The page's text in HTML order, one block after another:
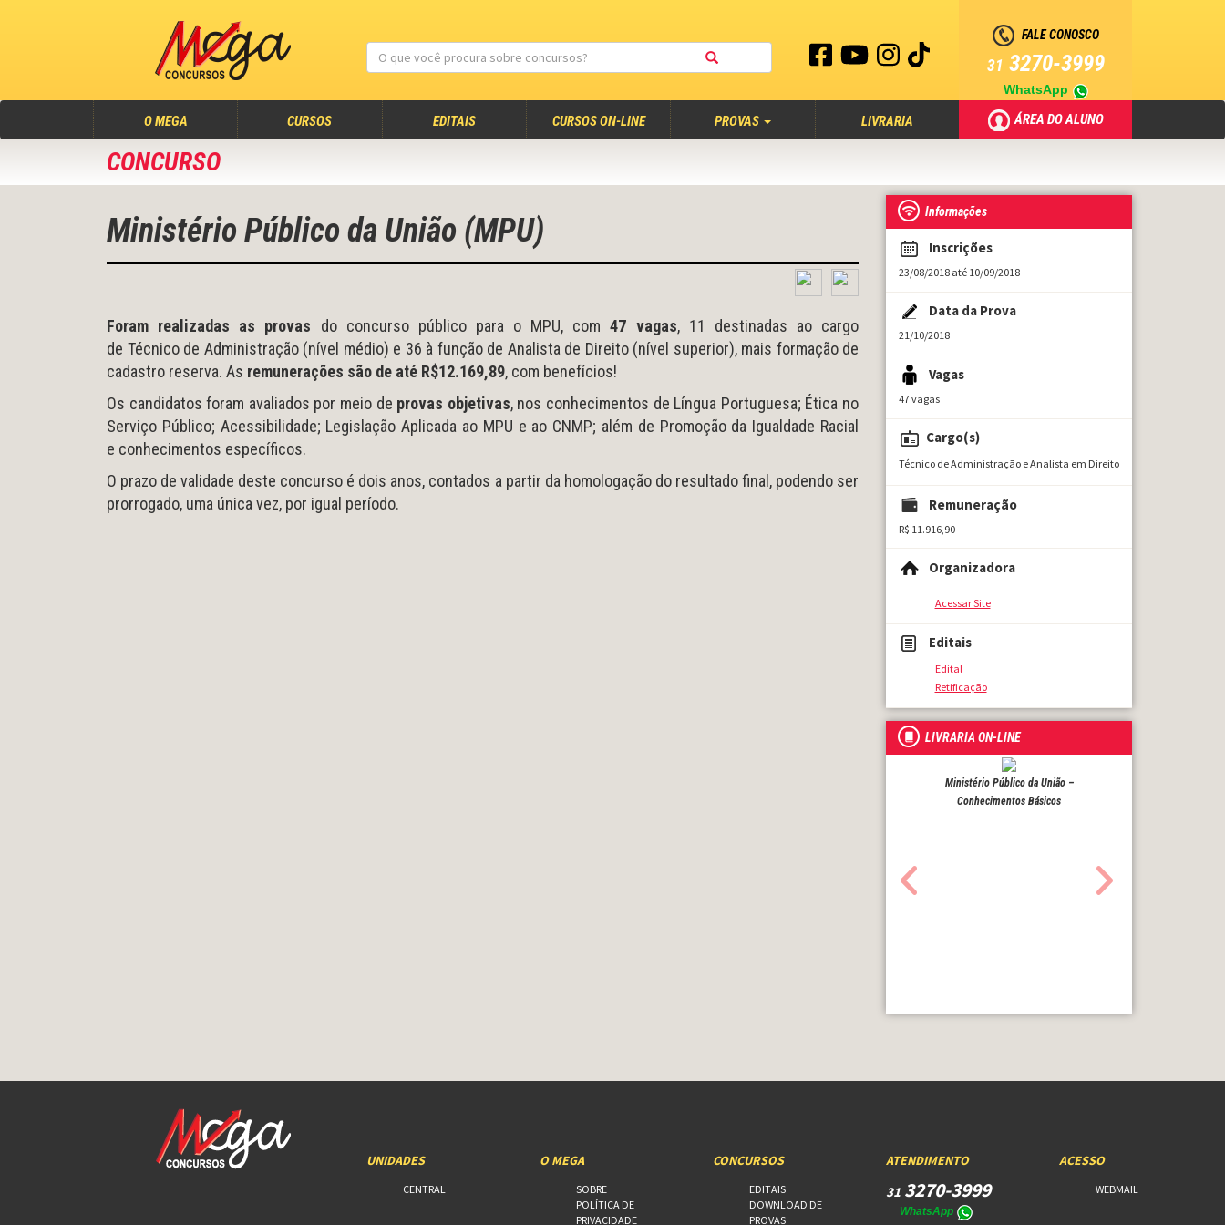
FALE CONOSCO
31 3270-3999
WhatsApp
O MEGA(atual) CURSOS EDITAIS CURSOS ON-LINE PROVAS LIVRARIA ÁREA DO ALUNO
CONCURSO
Ministério Público da União (MPU)
Foram realizadas as provas do concurso público para o MPU, com47 vagas, 11 destinadas ao cargo
de Técnico de Administração (nível médio) e 36 à função de Analista de Direito (nível superior), mais formação de
cadastro reserva. As remunerações são de até R$12.169,89, com benefícios!
Os candidatos foram avaliados por meio de provas objetivas, nos conhecimentos de Língua Portuguesa; Ética no
Serviço Público; Acessibilidade; Legislação Aplicada ao MPU e ao CNMP; além de Promoção da Igualdade Racial
e conhecimentos específicos.
O prazo de validade deste concurso é dois anos, contados a partir da homologação do resultado final, podendo ser
prorrogado, uma única vez, por igual período.
Informações
Inscrições
23/08/2018 até 10/09/2018
Data da Prova
21/10/2018
Vagas
47 vagas
Cargo(s)
Técnico de Administração e Analista em Direito
Remuneração
R$ 11.916,90
Organizadora
Acessar Site
Editais
Edital
Retificação
LIVRARIA ON-LINE
Ministério Público da União –
Conhecimentos Básicos
UNIDADES
CENTRAL
O MEGA
SOBRE
POLÍTICA DE
PRIVACIDADE
CONCURSOS
EDITAIS
DOWNLOAD DE
PROVAS
ATENDIMENTO
31 3270-3999
WhatsApp
ACESSO
WEBMAIL